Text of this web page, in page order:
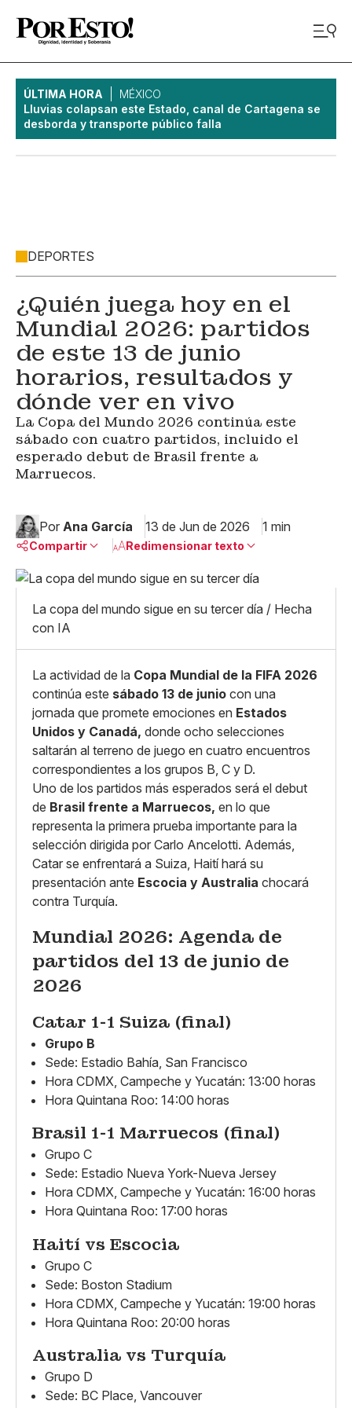
ÚLTIMA HORA
MÉXICO
Lluvias colapsan este Estado, canal de Cartagena se
desborda y transporte público falla
DEPORTES
¿Quién juega hoy en el
Mundial 2026: partidos
de este 13 de junio
horarios, resultados y
dónde ver en vivo
La Copa del Mundo 2026 continúa este
sábado con cuatro partidos, incluido el
esperado debut de Brasil frente a
Marruecos.
Por Ana García 13 de Jun de 2026 1 min
Compartir
Facebook
X
Copiar enlace
Redimensionar texto
Mediano
La copa del mundo sigue en su tercer día / Hecha
con IA
La actividad de la Copa Mundial de la FIFA 2026
continúa este sábado 13 de junio con una
jornada que promete emociones en Estados
Unidos y Canadá, donde ocho selecciones
saltarán al terreno de juego en cuatro encuentros
correspondientes a los grupos B, C y D.
Uno de los partidos más esperados será el debut
de Brasil frente a Marruecos, en lo que
representa la primera prueba importante para la
selección dirigida por Carlo Ancelotti. Además,
Catar se enfrentará a Suiza, Haití hará su
presentación ante Escocia y Australia chocará
contra Turquía.
Mundial 2026: Agenda de
partidos del 13 de junio de
2026
Catar 1-1 Suiza (final)
Grupo B
Sede: Estadio Bahía, San Francisco
Hora CDMX, Campeche y Yucatán: 13:00 horas
Hora Quintana Roo: 14:00 horas
Brasil 1-1 Marruecos (final)
Grupo C
Sede: Estadio Nueva York-Nueva Jersey
Hora CDMX, Campeche y Yucatán: 16:00 horas
Hora Quintana Roo: 17:00 horas
Haití vs Escocia
Grupo C
Sede: Boston Stadium
Hora CDMX, Campeche y Yucatán: 19:00 horas
Hora Quintana Roo: 20:00 horas
Australia vs Turquía
Grupo D
Sede: BC Place, Vancouver